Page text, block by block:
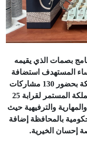
بصمات الذي يقيمه
المستهدف استضافة
ابرز المميزين من جمعيات الأيتام بالمملكة بحضور 130 مشاركات
يمثلون 10 جمعيات بمختلف مناطق المملكة المستمر لقرابة 25
والترفيهية حيث
بالمحافظة إضافة
إحسان الخيرية.